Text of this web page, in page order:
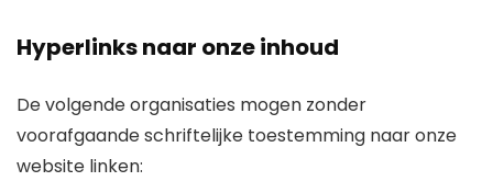
Hyperlinks naar onze inhoud
De volgende organisaties mogen zonder
voorafgaande schriftelijke toestemming naar onze
website linken: